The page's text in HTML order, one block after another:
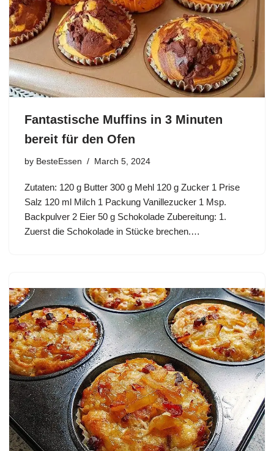
Fantastische Muffins in 3 Minuten
bereit für den Ofen
by BesteEssen March 5, 2024
Zutaten: 120 g Butter 300 g Mehl 120 g Zucker 1 Prise
Salz 120 ml Milch 1 Packung Vanillezucker 1 Msp.
Backpulver 2 Eier 50 g Schokolade Zubereitung: 1.
Zuerst die Schokolade in Stücke brechen.…